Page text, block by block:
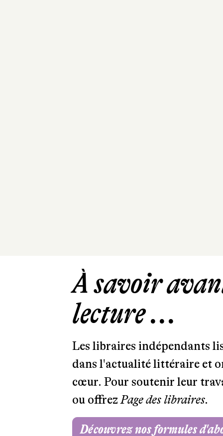
À savoir
lecture ...
Les libraires indépendants
dans l'actualité littéraire et
cœur. Pour soutenir leur
ou offrezPage des libraires.
Découvrez nos formules